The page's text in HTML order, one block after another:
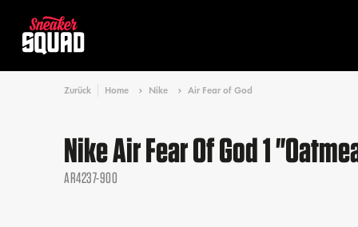
Zurück Home Nike Air Fear of God
Nike Air Fear Of God 1
AR4237-900